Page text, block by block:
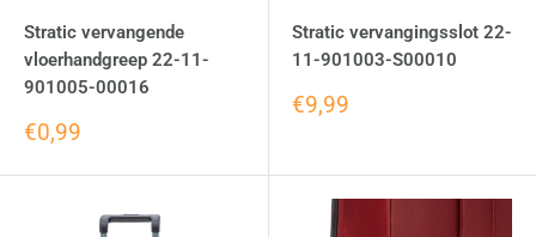
Stratic vervangende
vloerhandgreep 22-11-
901005-00016
€0,99
Stratic vervangingsslot 22-
11-901003-S00010
€9,99